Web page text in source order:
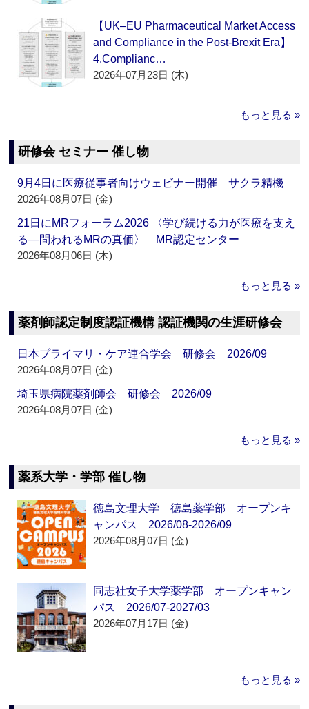
【UK–EU Pharmaceutical Market Access
and Compliance in the Post-Brexit Era】
4.Complianc…
2026年07月23日 (木)
もっと見る »
研修会 セミナー 催し物
9月4日に医療従事者向けウェビナー開催 サクラ精機
2026年08月07日 (金)
21日にMRフォーラム2026 〈学び続ける力が医療を支え
る―問われるMRの真価〉 MR認定センター
2026年08月06日 (木)
もっと見る »
薬剤師認定制度認証機構 認証機関の生涯研修会
日本プライマリ・ケア連合学会 研修会 2026/09
2026年08月07日 (金)
埼玉県病院薬剤師会 研修会 2026/09
2026年08月07日 (金)
もっと見る »
薬系大学・学部 催し物
徳島文理大学 徳島薬学部 オープンキ
ャンパス 2026/08-2026/09
2026年08月07日 (金)
同志社女子大学薬学部 オープンキャン
パス 2026/07-2027/03
2026年07月17日 (金)
もっと見る »